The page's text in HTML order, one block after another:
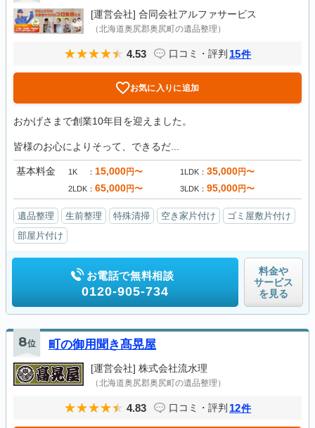
[運営会社] 合同会社アルファサービス
（北海道奥尻郡奥尻町の遺品整理）
4.53 口コミ・評判 15件
お気に入りに追加
おかげさまで創業10年目を迎えました。
皆様のお心によりそって、できるだ...
基本料金 1K 15,000円〜 1LDK 35,000円〜
2LDK 65,000円〜 3LDK 95,000円〜
遺品整理 生前整理 特殊清掃 空き家片付け
ゴミ屋敷片付け
部屋片付け
お電話で無料相談
0120-905-734
料金や
サービス
を見る
8位 町の御用聞き髙晃屋
[運営会社] 株式会社流水理
（北海道奥尻郡奥尻町の遺品整理）
4.83 口コミ・評判 12件